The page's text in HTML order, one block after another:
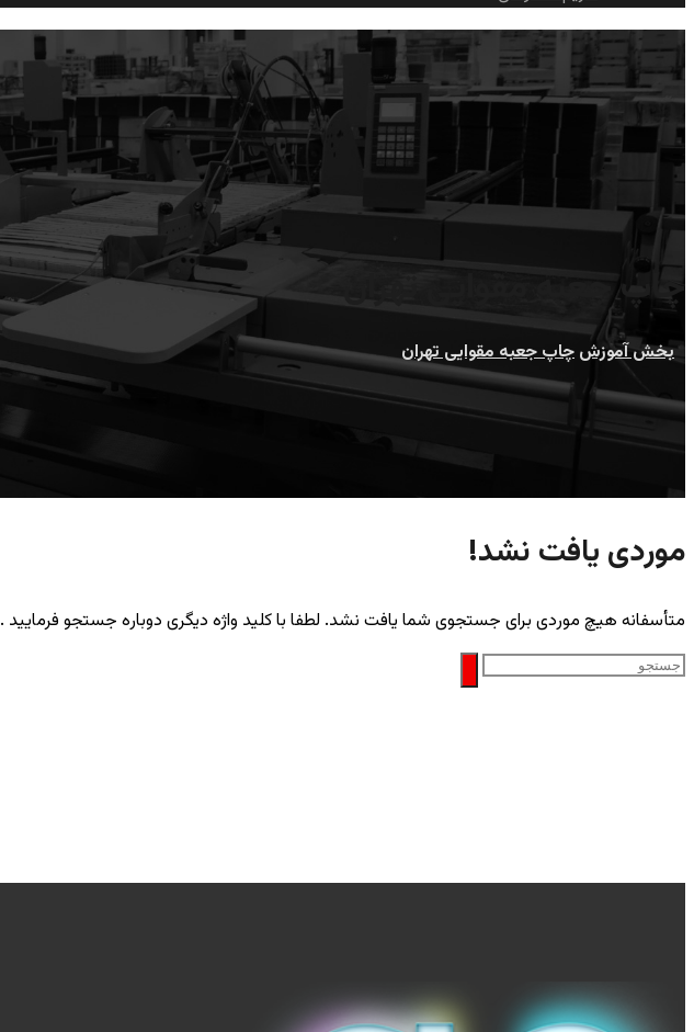
چاپ جعبه مقوایی تهران
بخش آموزش چاپ جعبه مقوایی تهران
موردی یافت نشد!
متأسفانه هیچ موردی برای جستجوی شما یافت نشد. لطفا با کلید واژه دیگری دوباره جستجو فرمایید .